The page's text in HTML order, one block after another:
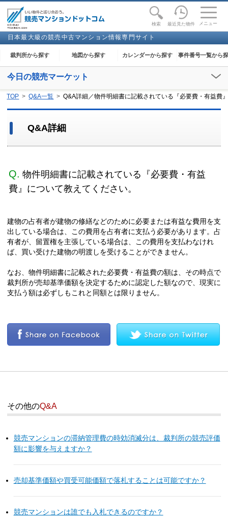
検索 最近見た物件 メニュー
日本最大級の競売中古マンション情報専門サイト
裁判所から探す 地図から探す カレンダーから探す 事件番号一覧から
toggle
今日の競売マーケット
TOP Q&A一覧 Q&A詳細／物件明細書に記載されている『必要費・有益費
Q&A詳細
Q. 物件明細書に記載されている『必要費・有益
費』について教えてください。
建物の占有者が建物の修繕などのために必要または有益な費用を支
出している場合は、この費用を占有者に支払う必要があります。占
有者が、留置権を主張している場合は、この費用を支払わなけれ
ば、買い受けた建物の明渡しを受けることができません。
なお、物件明細書に記載された必要費・有益費の額は、その時点で
裁判所が売却基準価額を決定するために認定した額なので、現実に
支払う額は必ずしもこれと同額とは限りません。
その他のQ&A
競売マンションの滞納管理費の時効消滅分は、裁判所の競売評価
額に影響を与えますか？
売却基準価額や買受可能価額で落札することは可能ですか？
競売マンションは誰でも入札できるのですか？